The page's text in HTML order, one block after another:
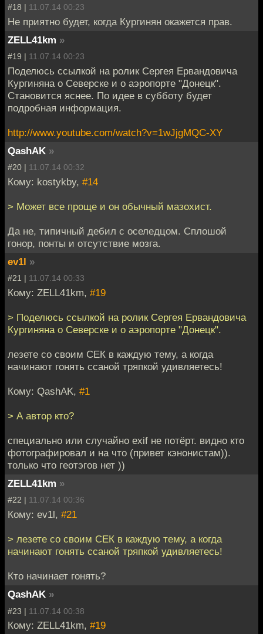
#18 | 11.07.14 00:23
Не приятно будет, когда Кургинян окажется прав.
ZELL41km »
#19 | 11.07.14 00:23
Поделюсь ссылкой на ролик Сергея Ервандовича
Кургиняна о Северске и о аэропорте "Донецк".
Становится яснее. По идее в субботу будет
подробная информация.
http://www.youtube.com/watch?v=1wJjgMQC-XY
QashAK »
#20 | 11.07.14 00:32
Кому: kostykby, #14
> Может все проще и он обычный мазохист.
Да не, типичный дебил с оселедцом. Сплошой
гонор, понты и отсутствие мозга.
ev1l »
#21 | 11.07.14 00:33
Кому: ZELL41km, #19
> Поделюсь ссылкой на ролик Сергея Ервандовича
Кургиняна о Северске и о аэропорте "Донецк".
лезете со своим СЕК в каждую тему, а когда
начинают гонять ссаной тряпкой удивляетесь!
Кому: QashAK, #1
> А автор кто?
специально или случайно exif не потёрт. видно кто
фотографировал и на что (привет кэнонистам)).
только что геотэгов нет ))
ZELL41km »
#22 | 11.07.14 00:36
Кому: ev1l, #21
> лезете со своим СЕК в каждую тему, а когда
начинают гонять ссаной тряпкой удивляетесь!
Кто начинает гонять?
QashAK »
#23 | 11.07.14 00:38
Кому: ZELL41km, #19